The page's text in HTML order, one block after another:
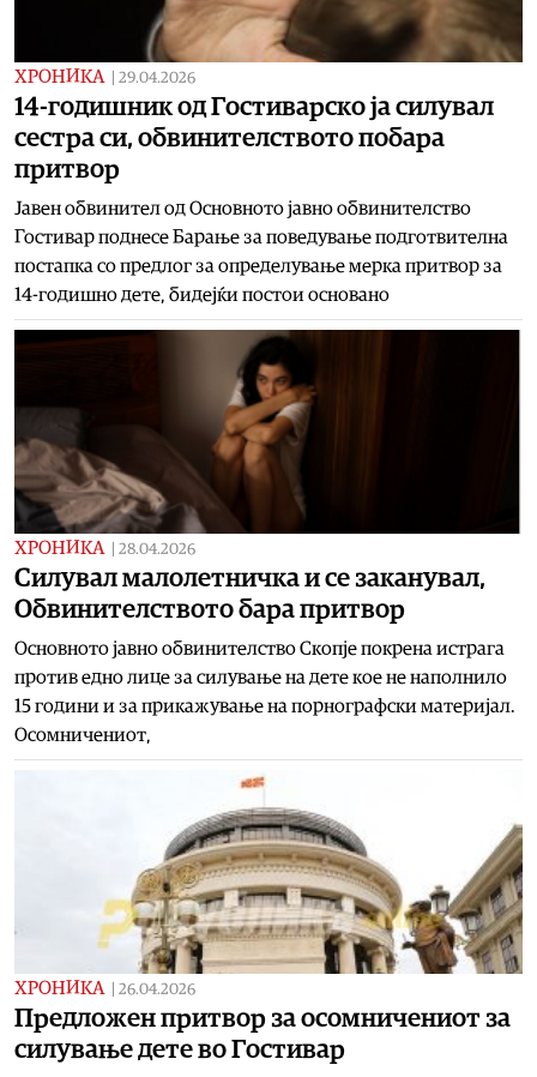
ХРОНИКА 29.04.2026
14-годишник од Гостиварско ја силувал
сестра си, обвинителството побара
притвор
Јавен обвинител од Основното јавно обвинителство
Гостивар поднесе Барање за поведување подготвителна
постапка со предлог за определување мерка притвор за
14-годишно дете, бидејќи постои основано
ХРОНИКА 28.04.2026
Силувал малолетничка и се заканувал,
Обвинителството бара притвор
Основното јавно обвинителство Скопје покрена истрага
против едно лице за силување на дете кое не наполнило
15 години и за прикажување на порнографски материјал.
Осомничениот,
ХРОНИКА 26.04.2026
Предложен притвор за осомничениот за
силување дете во Гостивар